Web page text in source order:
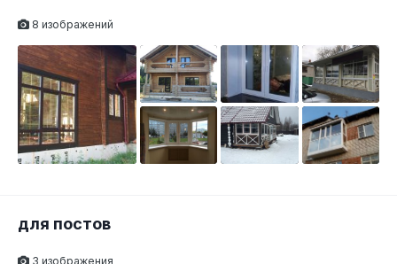
8 изображений
для постов
3 изображения